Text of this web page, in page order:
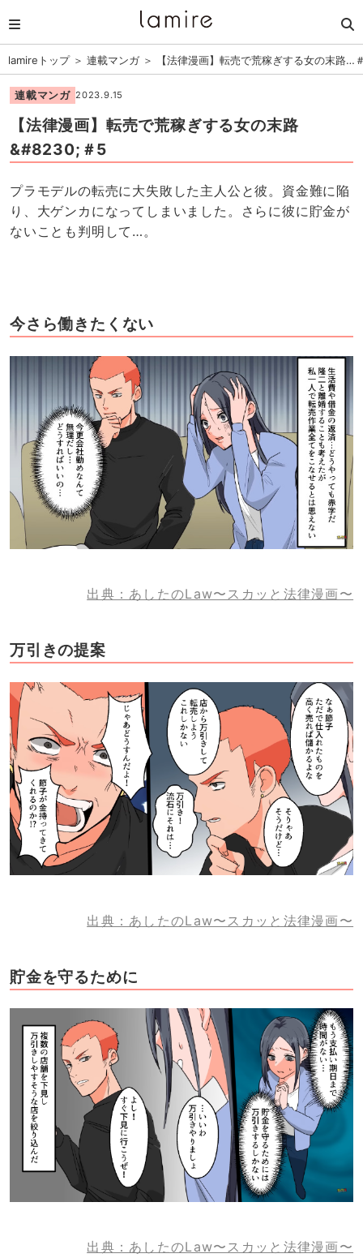
lamireトップ＞ 連載マンガ＞ 【法律漫画】転売で荒稼ぎする女の末路…
連載マンガ 2023.9.15
【法律漫画】転売で荒稼ぎする女の末路
&#8230;＃5
プラモデルの転売に大失敗した主人公と彼。資金難に陥
り、大ゲンカになってしまいました。さらに彼に貯金が
ないことも判明して…。
今さら働きたくない
出典：あしたのLaw〜スカッと法律漫画〜
万引きの提案
出典：あしたのLaw〜スカッと法律漫画〜
貯金を守るために
出典：あしたのLaw〜スカッと法律漫画〜